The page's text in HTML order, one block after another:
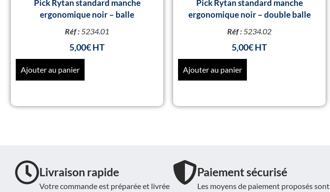
Pick Rytan standard manche
ergonomique noir – balle
Réf : 5234.01
5,00€
Ajouter au panier
Pick Rytan standard manche
ergonomique noir – double balle
Réf : 5234.02
5,00€
Ajouter au panier
Livraison rapide
Votre commande est préparée et livrée
Paiement sécurisé
Les moyens de paiement proposés sont